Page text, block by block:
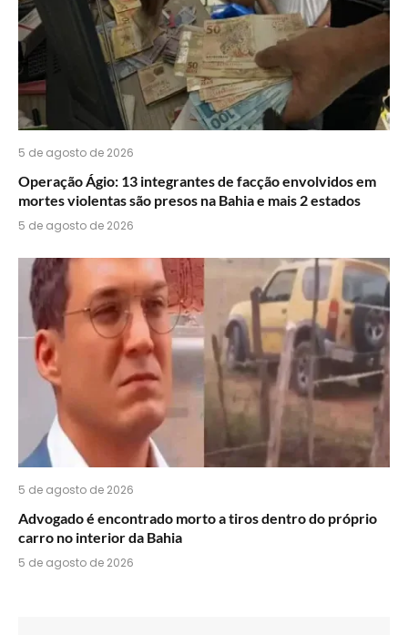
5 de agosto de 2026
Operação Ágio: 13 integrantes de facção envolvidos em
mortes violentas são presos na Bahia e mais 2 estados
5 de agosto de 2026
5 de agosto de 2026
Advogado é encontrado morto a tiros dentro do próprio
carro no interior da Bahia
5 de agosto de 2026